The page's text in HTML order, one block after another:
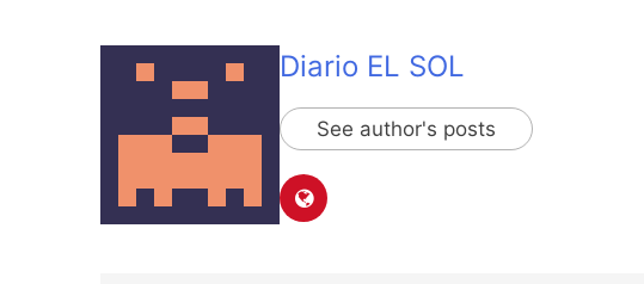
22 Horas Atrás
Una nueva encuesta anticipa
23 Horas Atrás
Diario EL SOL
See author's posts